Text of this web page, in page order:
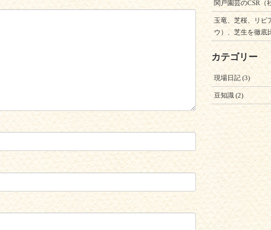
関戸園芸のCSR（
玉竜、芝桜、リピ
ウ）、芝生を徹底
カテゴリー
現場日記(3)
豆知識(2)